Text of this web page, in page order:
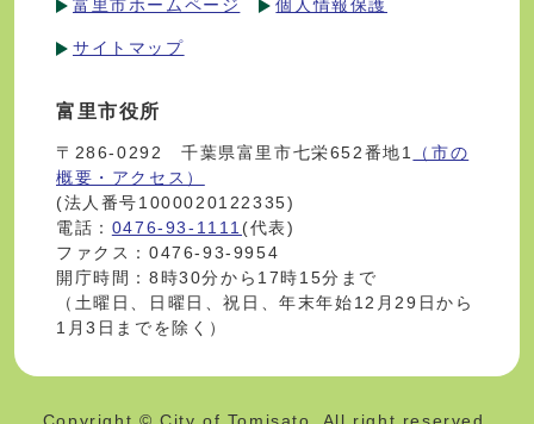
富里市ホームページ 個人情報保護
サイトマップ
富里市役所
〒286-0292 千葉県富里市七栄652番地1
（市の
概要・アクセス）
(法人番号1000020122335)
電話： 0476-93-1111(代表)
ファクス：0476-93-9954
開庁時間：8時30分から17時15分まで
（土曜日、日曜日、祝日、年末年始12月29日から
1月3日までを除く）